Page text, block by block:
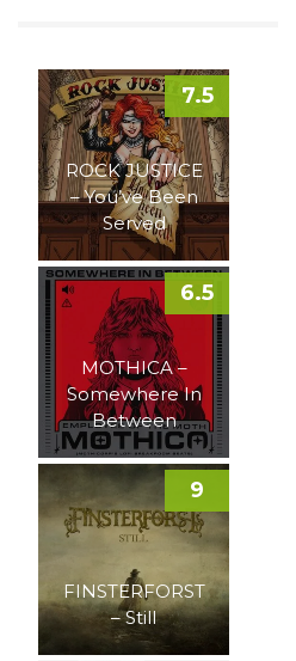
ROCK JUSTICE
– You’ve Been
Served
7.5
MOTHICA –
Somewhere In
Between
6.5
FINSTERFORST
– Still
9